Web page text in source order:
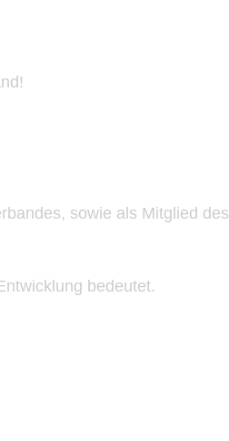
sowie als Mitglied des
bedeutet.